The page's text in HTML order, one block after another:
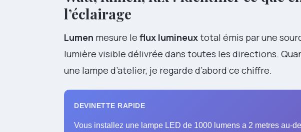
l’éclairage
Lumen mesure le flux lumineuxtotal émis par une
lumière visible délivrée dans toutes les directions.
une lampe d’atelier, je regarde d’abord ce chiffre.
DEVINETTE RAPIDE
Vous installez une lampe LED de 1000 lumens a 2 metres au-